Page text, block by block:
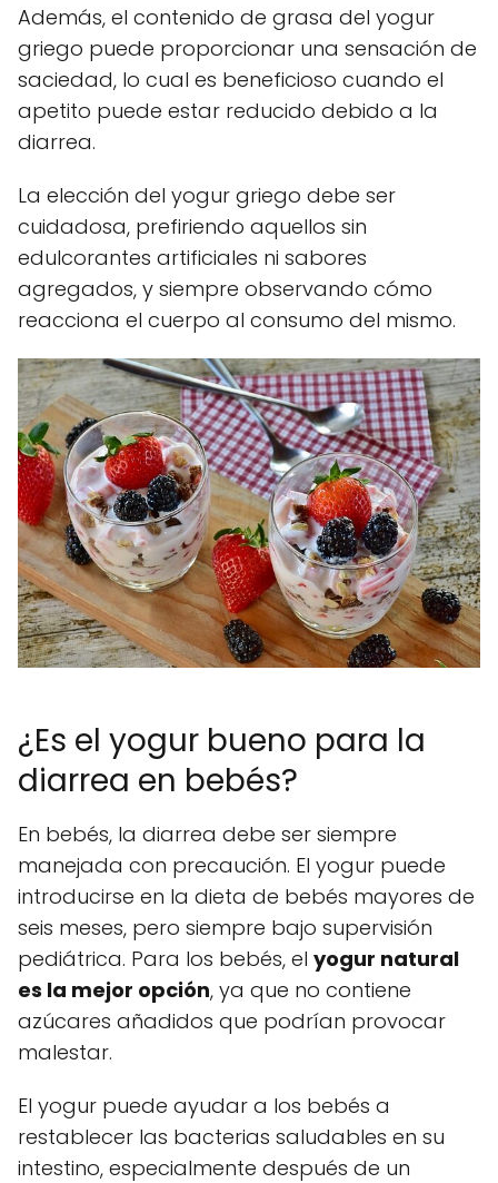
Además, el contenido de grasa del yogur
griego puede proporcionar una sensación de
saciedad, lo cual es beneficioso cuando el
apetito puede estar reducido debido a la
diarrea.
La elección del yogur griego debe ser
cuidadosa, prefiriendo aquellos sin
edulcorantes artificiales ni sabores
agregados, y siempre observando cómo
reacciona el cuerpo al consumo del mismo.
¿Es el yogur bueno para la
diarrea en bebés?
En bebés, la diarrea debe ser siempre
manejada con precaución. El yogur puede
introducirse en la dieta de bebés mayores de
seis meses, pero siempre bajo supervisión
pediátrica. Para los bebés, el yogur natural
es la mejor opción, ya que no contiene
azúcares añadidos que podrían provocar
malestar.
El yogur puede ayudar a los bebés a
restablecer las bacterias saludables en su
intestino, especialmente después de un